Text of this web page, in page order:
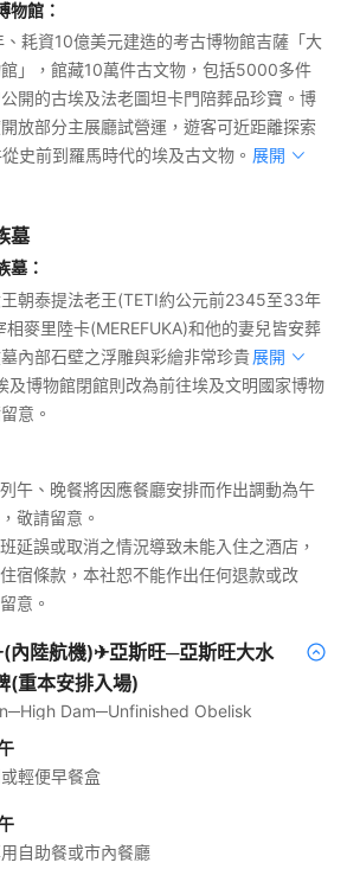
物館 ：
耗資10億美元建造的考古博物館吉薩「大
」，館藏10萬件古文物，包括5000多件
開的古埃及法老圖坦卡門陪葬品珍寶。博
放部分主展廳試營運，遊客可近距離探索
史前到羅馬時代的埃及古文物。 展開
墓
墓：
朝泰提法老王(TETI約公元前2345至33年
相麥里陸卡(MEREFUKA)和他的妻兒皆安葬
內部石壁之浮雕與彩繪非常珍貴。展開
及博物館閉館則改為前往埃及文明國家博物
意。
午、晚餐將因應餐廳安排而作出調動為午
敬請留意。
延誤或取消之情況導致未能入住之酒店，
宿條款，本社恕不能作出任何退款或改
意。
內陸航機)✈亞斯旺─亞斯旺大水
(重本安排入場)
Dam─Unfinished Obelisk
輕便早餐盒
自助餐或市內餐廳